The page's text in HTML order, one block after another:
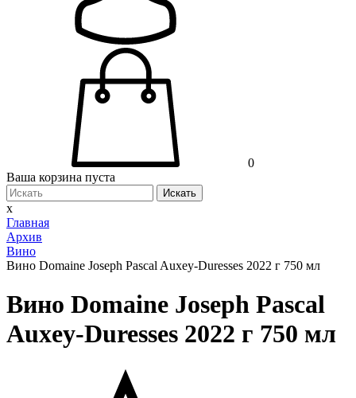
0
Ваша корзина пуста
Искать
x
Главная
Архив
Вино
Вино Domaine Joseph Pascal Auxey-Duresses 2022 г 750 мл
Вино Domaine Joseph Pascal
Auxey-Duresses 2022 г 750 мл